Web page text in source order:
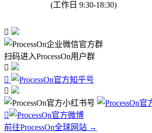
(工作日 9:30-18:30)

扫码进入ProcessOn用户群




前往ProcessOn全球网站 →